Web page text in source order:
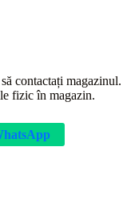
contactați magazinul.
fizic în magazin.